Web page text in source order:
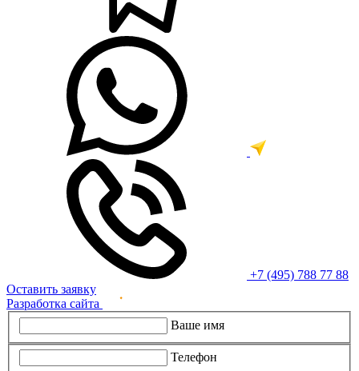
+7 (495) 788 77 88
Оставить заявку
Разработка сайта
Ваше имя
Телефон